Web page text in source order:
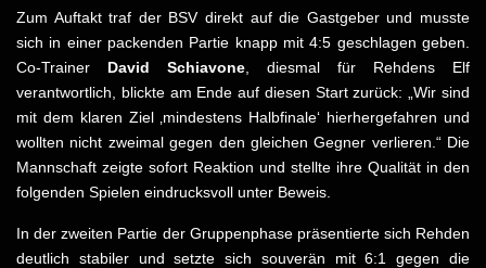
Zum Auftakt traf der BSV direkt auf die Gastgeber und musste
sich in einer packenden Partie knapp mit 4:5 geschlagen geben.
Co-Trainer David Schiavone , diesmal für Rehdens Elf
verantwortlich, blickte am Ende auf diesen Start zurück: „Wir sind
mit dem klaren Ziel ‚mindestens Halbfinale‘ hierhergefahren und
wollten nicht zweimal gegen den gleichen Gegner verlieren.“ Die
Mannschaft zeigte sofort Reaktion und stellte ihre Qualität in den
folgenden Spielen eindrucksvoll unter Beweis.
In der zweiten Partie der Gruppenphase präsentierte sich Rehden
deutlich stabiler und setzte sich souverän mit 6:1 gegen die